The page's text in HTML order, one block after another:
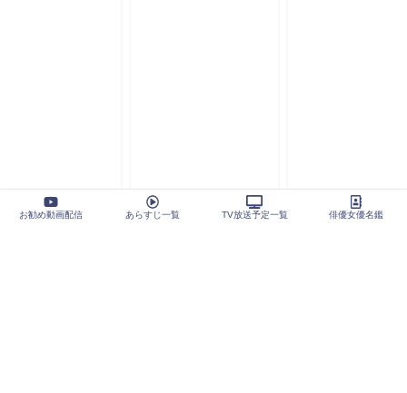
お勧め動画配信 あらすじ一覧 TV放送予定一覧 俳優女優名鑑